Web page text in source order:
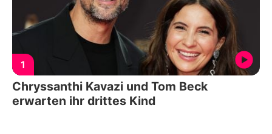
1
Chryssanthi Kavazi und Tom Beck
erwarten ihr drittes Kind